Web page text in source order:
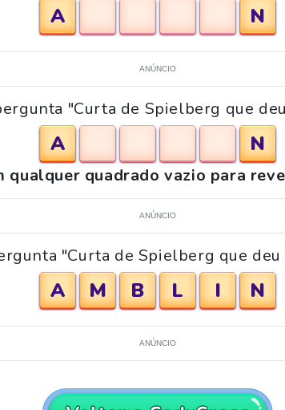
A
N
ANÚNCIO
"Curta de Spielberg que
A N
qualquer quadrado vazio para
ANÚNCIO
"Curta de Spielberg que deu
A M B L I N
ANÚNCIO